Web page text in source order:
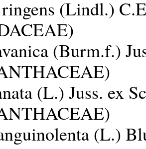
(Lindl.)
)
(Burm.f.)
)
(L.) Juss. ex
)
(L.)